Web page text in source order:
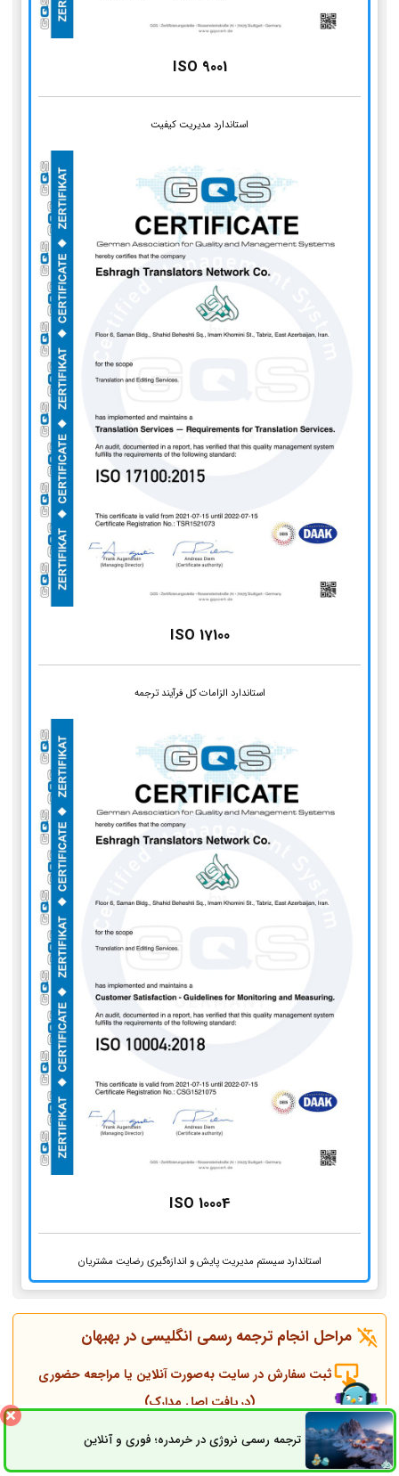
ISO 9001
استاندارد مدیریت کیفیت
ISO 17100
استاندارد الزامات کل فرآیند ترجمه
ISO 10004
استاندارد سیستم مدیریت پایش و اندازه‌گیری رضایت مشتریان
مراحل انجام ترجمه رسمی انگلیسی دربهبهان
ثبت سفارش در سایت به‌صورت آنلاین یا مراجعه حضوری
(دریافت اصل مدارک)
ترجمه رسمی نروژی در خرمدره؛ فوری و آنلاینثبت سفارش راه های ارتباطی